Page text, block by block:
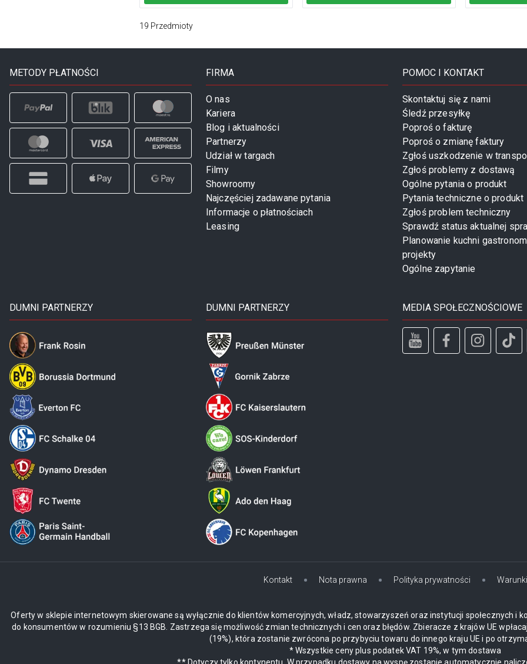
19 Przedmioty
METODY PŁATNOŚCI FIRMA
O nas
Kariera
Blog i aktualności
Partnerzy
Udział w targach
Filmy
Showroomy
Najczęściej zadawane pytania
Informacje o płatnościach
Leasing
POMOC I KONTAKT
Skontaktuj się z nami
Śledź przesyłkę
Poproś o fakturę
Poproś o zmianę faktury
Zgłoś uszkodzenie w
Zgłoś problemy z dostawą
Ogólne pytania o produkt
Pytania techniczne o produkt
Zgłoś problem techniczny
Sprawdź status aktualnej
Planowanie kuchni
projekty
Ogólne zapytanie
DUMNI PARTNERZY DUMNI PARTNERZY MEDIA SPOŁECZNOŚCIOWE
Kontakt Nota prawna Polityka prywatności Warunki
Oferty w sklepie internetowym skierowane są wyłącznie do klientów komercyjnych, władz, stowarzyszeń oraz instytucji społecznych i
do konsumentów w rozumieniu §13 BGB. Zastrzega się możliwość zmian technicznych i cen oraz błędów. Zbieracze z krajów UE
(19%), która zostanie zwrócona po przybyciu towaru do innego kraju UE i po
* Wszystkie ceny plus podatek VAT 19%, w tym dostawa